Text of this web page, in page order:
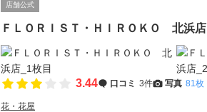
店舗公式
ＦＬＯＲＩＳＴ・ＨＩＲＯＫＯ 北浜店
3.44 口コミ 3件 写真 81枚
花・花屋